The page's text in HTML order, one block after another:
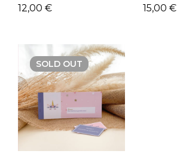
12,00 € 15,00 €
SOLD OUT